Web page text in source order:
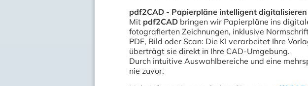
pdf2CAD - Papierpläne intelligent digitalisieren
Mit pdf2CAD bringen wir Papierpläne ins
fotografierten Zeichnungen, inklusive
PDF, Bild oder Scan: Die KI verarbeitet Ihre
überträgt sie direkt in Ihre CAD-Umgebung.
Durch intuitive Auswahlbereiche und eine
nie zuvor.